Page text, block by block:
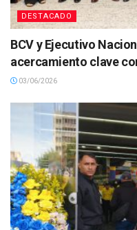
DESTACADO
BCV y Ejecutivo
acercamiento clave
03/06/2026